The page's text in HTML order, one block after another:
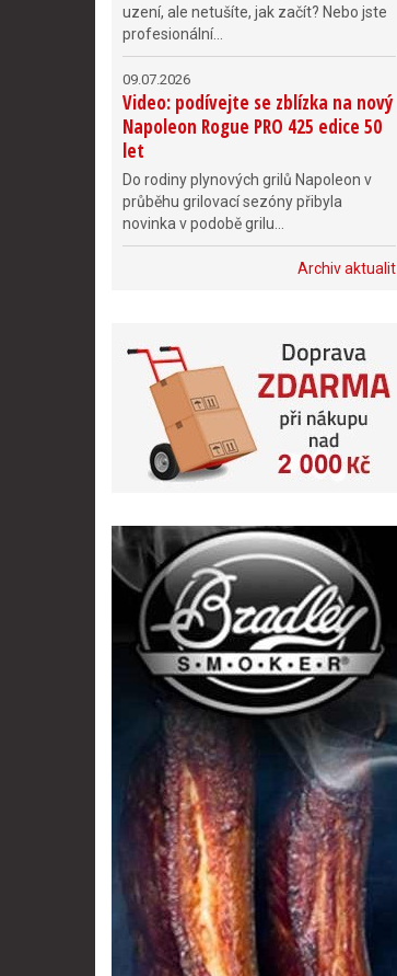
uzení, ale netušíte, jak začít? Nebo jste
profesionální...
09.07.2026
Video: podívejte se zblízka na nový
Napoleon Rogue PRO 425 edice 50
let
Do rodiny plynových grilů Napoleon v
průběhu grilovací sezóny přibyla
novinka v podobě grilu...
Archiv aktualit